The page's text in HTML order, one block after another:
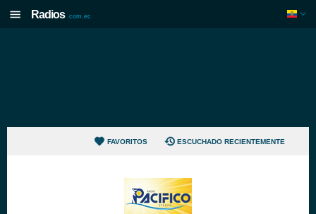
Radios .com.ec
FAVORITOS ESCUCHADO RECIENTEMENTE